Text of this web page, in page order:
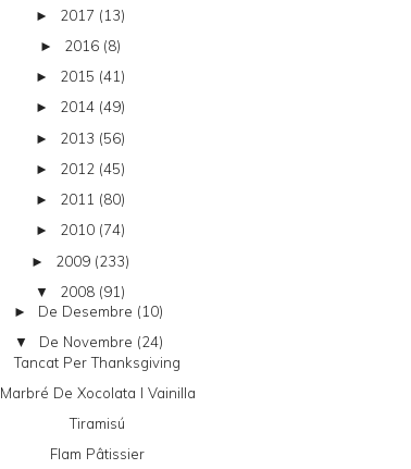
► 2017 (13)
► 2016 (8)
► 2015 (41)
► 2014 (49)
► 2013 (56)
► 2012 (45)
► 2011 (80)
► 2010 (74)
► 2009 (233)
▼ 2008 (91)
► De Desembre (10)
▼ De Novembre (24)
Tancat Per Thanksgiving
Marbré De Xocolata I Vainilla
Tiramisú
Flam Pâtissier